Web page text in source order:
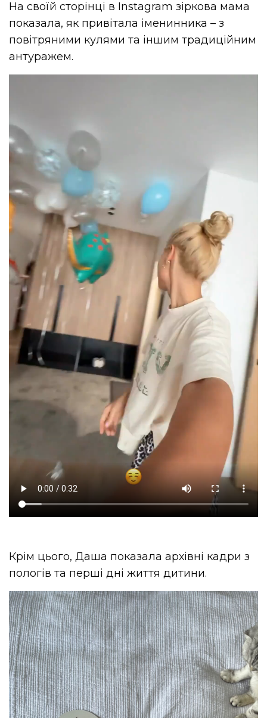
На своїй сторінці в Instagram зіркова мама
показала, як привітала іменинника – з
повітряними кулями та іншим традиційним
антуражем.
Крім цього, Даша показала архівні кадри з
пологів та перші дні життя дитини.